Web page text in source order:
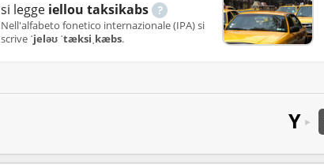
si legge iellou taksikabs
Nell'alfabeto fonetico internazionale (IPA) si
scrive ˈjeləʊ ˈtæksiˌkæbs.
Y ►